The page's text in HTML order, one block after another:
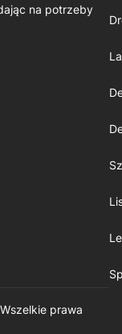
na potrzeby
prawa